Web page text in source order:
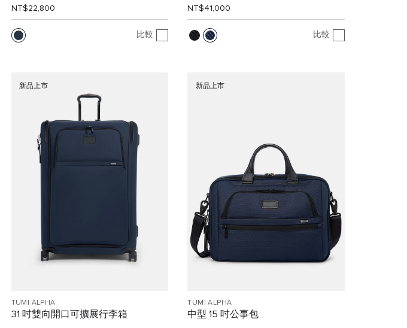
NT$22,800
比較
NT$41,000
比較
新品上市
TUMI ALPHA
31 吋雙向開口可擴展行李箱
新品上市
TUMI ALPHA
中型 15 吋公事包